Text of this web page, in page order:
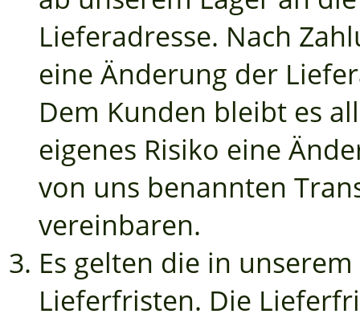
Lieferadresse. Nach
eine Änderung der
Dem Kunden bleibt es
eigenes Risiko eine
von uns benannten
vereinbaren.
Es gelten die in
Lieferfristen. Die